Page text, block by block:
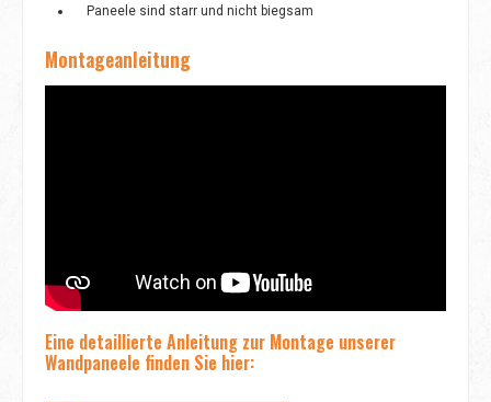
Paneele sind starr und nicht biegsam
Montageanleitung
Eine detaillierte Anleitung zur Montage unserer
Wandpaneele finden Sie hier: